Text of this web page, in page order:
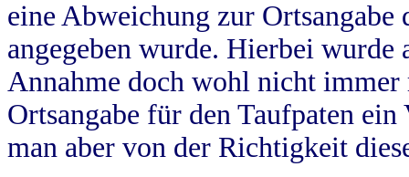
eine Abweichung zur
angegeben wurde. Hierbei wurde
Annahme doch wohl nicht
Ortsangabe für den Taufpaten
man aber von der Richtigkeit